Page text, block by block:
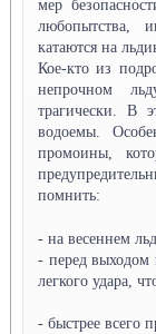
мер
любопытства,
катаются на
Кое-кто из
непрочном
трагически. В
водоемы.
промоины,
помнить:
- на весеннем
- перед выходом
легкого
- быстрее всего